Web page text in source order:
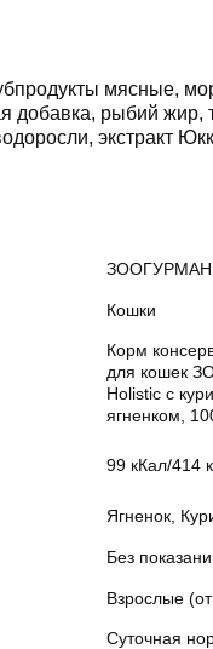
мясные,
добавка, рыбий жир,
экстракт
ЗООГУРМАН
Кошки
Корм
для кошек
Holistic с
ягненком,
99 кКал/414
Ягненок,
Без
Взрослые
Суточная